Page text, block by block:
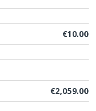
€10.00
€2,059.00